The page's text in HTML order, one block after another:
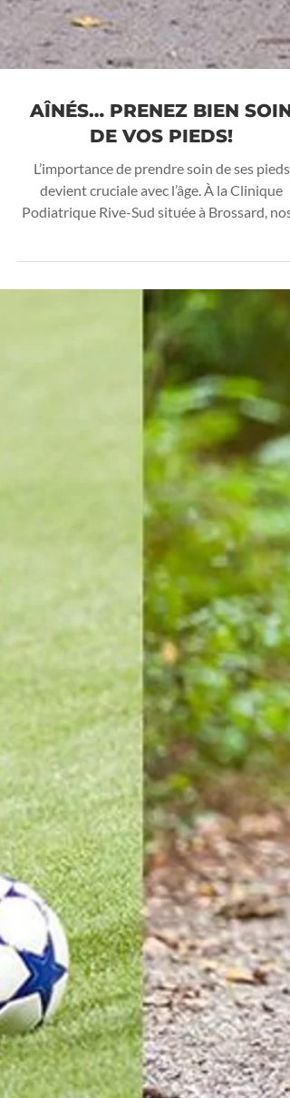
AÎNÉS… PRENEZ BIEN SOIN
DE VOS PIEDS!
L’importance de prendre soin de ses pieds
devient cruciale avec l’âge. À la Clinique